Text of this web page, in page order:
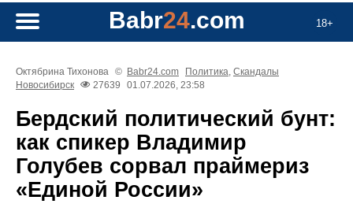
18+
Babr24.com
Октябрина Тихонова © Babr24.com Политика, Скандалы
Новосибирск
27639 01.07.2026, 23:58
Бердский политический бунт:
как спикер Владимир
Голубев сорвал праймериз
«Единой России»